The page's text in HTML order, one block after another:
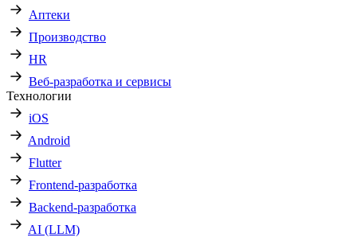
Аптеки
Производство
HR
Веб-разработка и сервисы
Технологии
iOS
Android
Flutter
Frontend-разработка
Backend-разработка
AI (LLM)